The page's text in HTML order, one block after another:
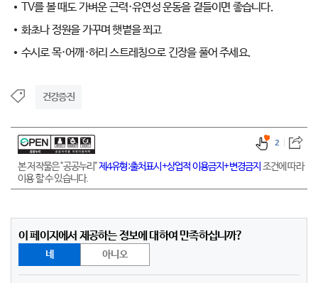
TV를 볼 때도 가벼운 근력·유연성 운동을 곁들이면 좋습니다.
화초나 정원을 가꾸며 햇볕을 쬐고
수시로 목·어깨·허리 스트레칭으로 긴장을 풀어 주세요.
건강증진
본 저작물은 "공공누리"제4유형:출처표시+상업적 이용금지+변경금지 조건에 따라
이용 할 수 있습니다.
2
이 페이지에서 제공하는 정보에 대하여 만족하십니까?
네 아니오